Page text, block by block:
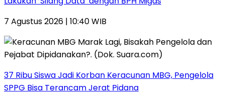
7 Agustus 2026 | 10:40 WIB
37 Ribu Siswa Jadi Korban Keracunan MBG, Pengelola
SPPG Bisa Terancam Jerat Pidana